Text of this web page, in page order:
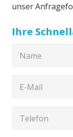
unser
Ihre